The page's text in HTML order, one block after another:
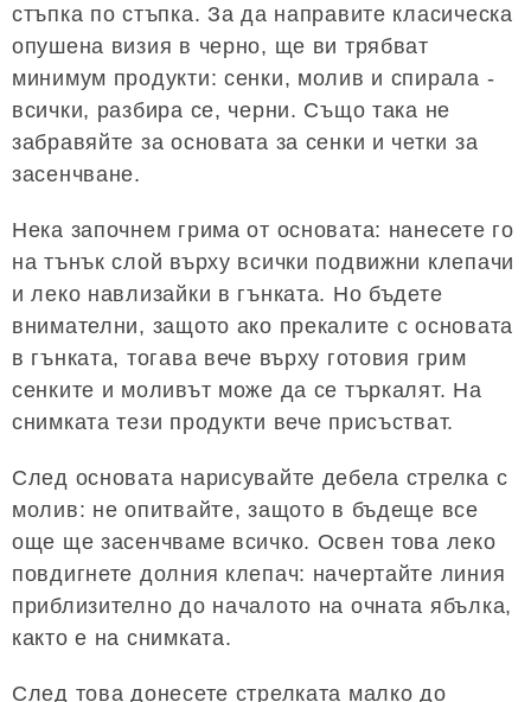
стъпка по стъпка. За да направите класическа
опушена визия в черно, ще ви трябват
минимум продукти: сенки, молив и спирала -
всички, разбира се, черни. Също така не
забравяйте за основата за сенки и четки за
засенчване.
Нека започнем грима от основата: нанесете го
на тънък слой върху всички подвижни клепачи
и леко навлизайки в гънката. Но бъдете
внимателни, защото ако прекалите с основата
в гънката, тогава вече върху готовия грим
сенките и моливът може да се търкалят. На
снимката тези продукти вече присъстват.
След основата нарисувайте дебела стрелка с
молив: не опитвайте, защото в бъдеще все
още ще засенчваме всичко. Освен това леко
повдигнете долния клепач: начертайте линия
приблизително до началото на очната ябълка,
както е на снимката.
След това донесете стрелката малко до